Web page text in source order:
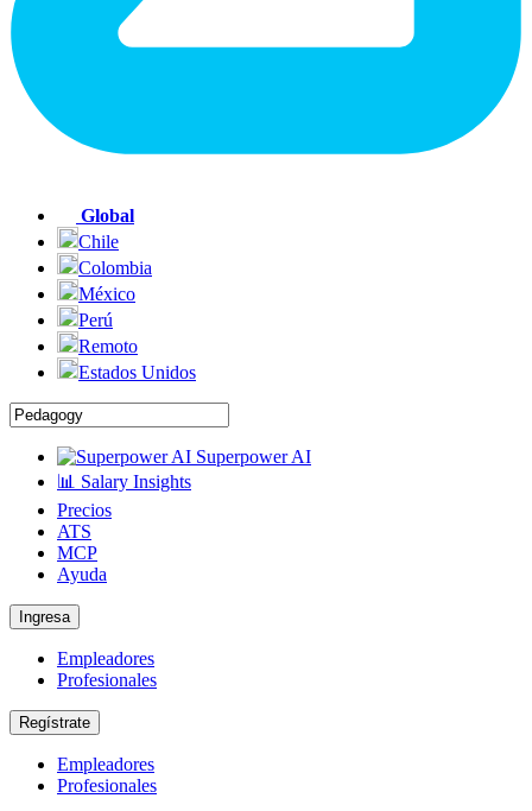
Global
Chile
Colombia
México
Perú
Remoto
Estados Unidos
Superpower AI
📊 Salary Insights
Precios
ATS
MCP
Ayuda
Ingresa
Empleadores
Profesionales
Regístrate
Empleadores
Profesionales